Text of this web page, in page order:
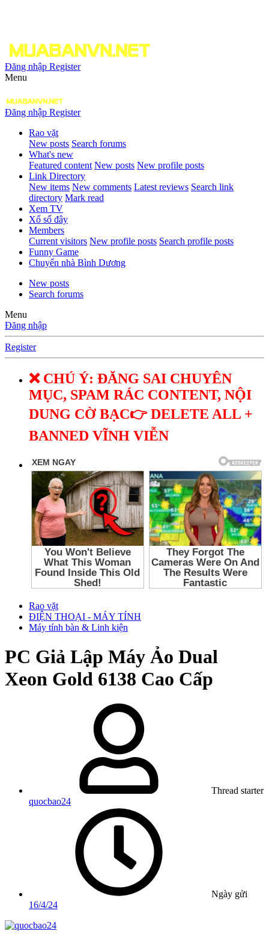
Đăng nhập Register
Menu
Đăng nhập Register
Rao vặt
New posts Search forums
What's new
Featured content New posts New profile posts
Link Directory
New items New comments Latest reviews Search link
directory Mark read
Xem TV
Xổ số đây
Members
Current visitors New profile posts Search profile posts
Funny Game
Chuyển nhà Bình Dương
New posts
Search forums
Menu
Đăng nhập
Register
❌ CHÚ Ý: ĐĂNG SAI CHUYÊN
MỤC, SPAM RÁC CONTENT, NỘI
DUNG CỜ BẠC👉 DELETE ALL +
BANNED VĨNH VIỄN
Rao vặt
ĐIỆN THOẠI - MÁY TÍNH
Máy tính bàn & Linh kiện
PC Giả Lập Máy Ảo Dual
Xeon Gold 6138 Cao Cấp
Thread starter
quocbao24
Ngày gửi
16/4/24